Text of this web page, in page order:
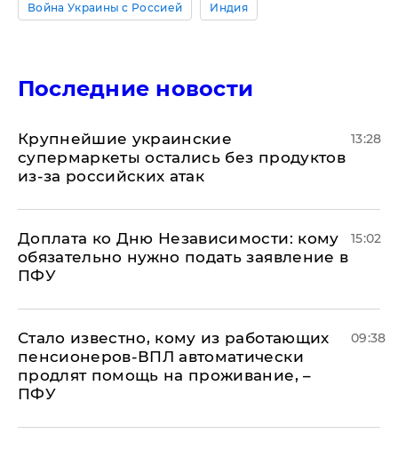
Война Украины с Россией Индия
Последние новости
Крупнейшие украинские
супермаркеты остались без продуктов
из-за российских атак
13:28
Доплата ко Дню Независимости: кому
обязательно нужно подать заявление в
ПФУ
15:02
Стало известно, кому из работающих
пенсионеров-ВПЛ автоматически
продлят помощь на проживание, –
ПФУ
09:38